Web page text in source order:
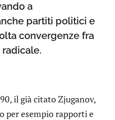
a
partiti politici e
convergenze fra
il già citato Zjuganov,
per esempio rapporti e